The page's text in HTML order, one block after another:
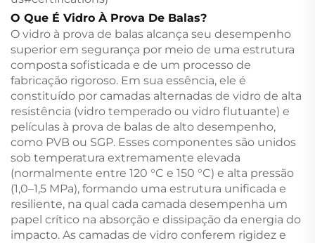
O Que É Vidro À Prova De Balas?
O vidro à prova de balas alcança seu desempenho
superior em segurança por meio de uma estrutura
composta sofisticada e de um processo de
fabricação rigoroso. Em sua essência, ele é
constituído por camadas alternadas de vidro de alta
resistência (vidro temperado ou vidro flutuante) e
películas à prova de balas de alto desempenho,
como PVB ou SGP. Esses componentes são unidos
sob temperatura extremamente elevada
(normalmente entre 120 °C e 150 °C) e alta pressão
(1,0–1,5 MPa), formando uma estrutura unificada e
resiliente, na qual cada camada desempenha um
papel crítico na absorção e dissipação da energia do
impacto. As camadas de vidro conferem rigidez e